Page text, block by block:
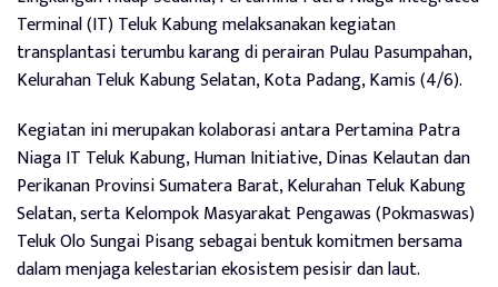
Terminal (IT) Teluk Kabung melaksanakan kegiatan
transplantasi terumbu karang di perairan Pulau Pasumpahan,
Kelurahan Teluk Kabung Selatan, Kota Padang, Kamis (4/6).
Kegiatan ini merupakan kolaborasi antara Pertamina Patra
Niaga IT Teluk Kabung, Human Initiative, Dinas Kelautan dan
Perikanan Provinsi Sumatera Barat, Kelurahan Teluk Kabung
Selatan, serta Kelompok Masyarakat Pengawas (Pokmaswas)
Teluk Olo Sungai Pisang sebagai bentuk komitmen bersama
dalam menjaga kelestarian ekosistem pesisir dan laut.